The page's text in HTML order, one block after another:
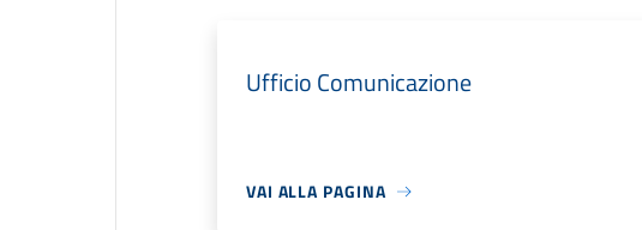
Ufficio Comunicazione
VAI ALLA PAGINA